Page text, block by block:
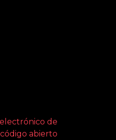
de
código abierto